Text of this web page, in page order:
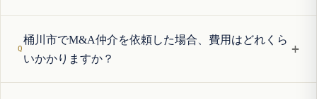
桶川市でM&A仲介を依頼した場合、費用はどれくら
いかかりますか？
+